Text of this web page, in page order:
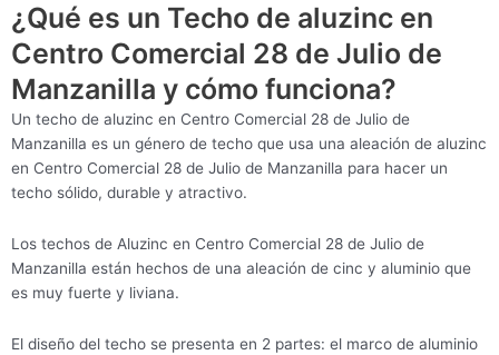
¿Qué es un Techo de aluzinc en
Centro Comercial 28 de Julio de
Manzanilla y cómo funciona?
Un techo de aluzinc en Centro Comercial 28 de Julio de
Manzanilla es un género de techo que usa una aleación de aluzinc
en Centro Comercial 28 de Julio de Manzanilla para hacer un
techo sólido, durable y atractivo.
Los techos de Aluzinc en Centro Comercial 28 de Julio de
Manzanilla están hechos de una aleación de cinc y aluminio que
es muy fuerte y liviana.
El diseño del techo se presenta en 2 partes: el marco de aluminio